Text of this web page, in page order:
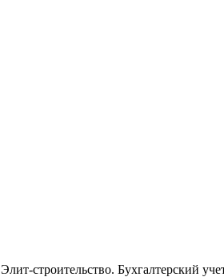
строительство. Бухгалтерский